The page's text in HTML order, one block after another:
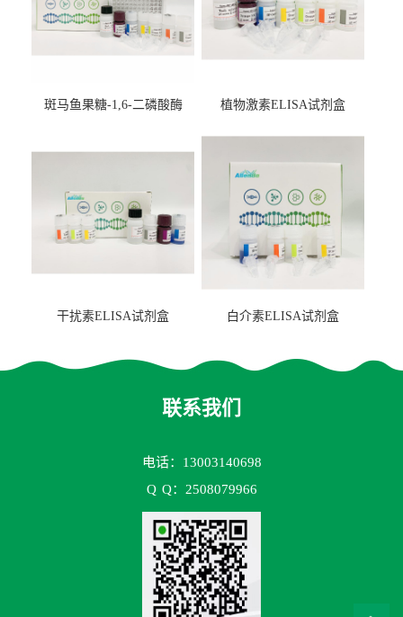
斑马鱼果糖-1,6-二磷酸酶
盒
植物激素ELISA试剂盒
干扰素ELISA试剂盒 白介素ELISA试剂盒
联系我们
电话：13003140698
Q Q：2508079966